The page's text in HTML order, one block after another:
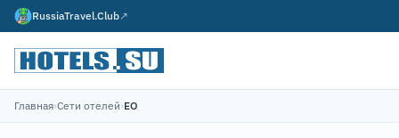
RussiaTravel.Club↗
Главная›Сети отелей›EO